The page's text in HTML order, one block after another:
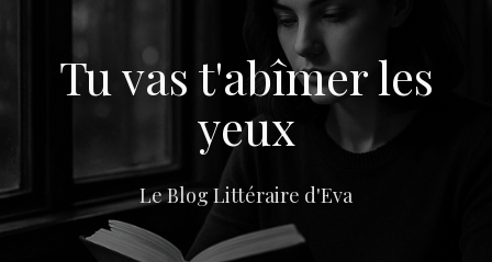
e
Tu vas t'abîmer les
yeux
Le Blog Littéraire d'Eva